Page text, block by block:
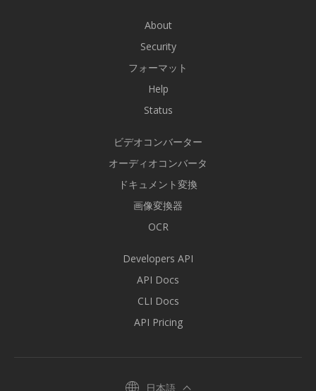
About
Security
フォーマット
Help
Status
ビデオコンバーター
オーディオコンバータ
ドキュメント変換
画像変換器
OCR
Developers API
API Docs
CLI Docs
API Pricing
日本語